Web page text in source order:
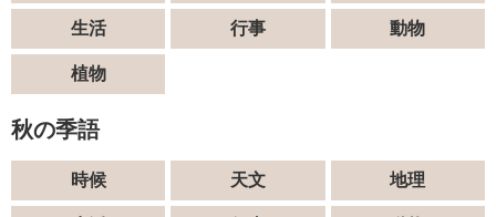
生活 行事 動物
植物
秋の季語
時候 天文 地理